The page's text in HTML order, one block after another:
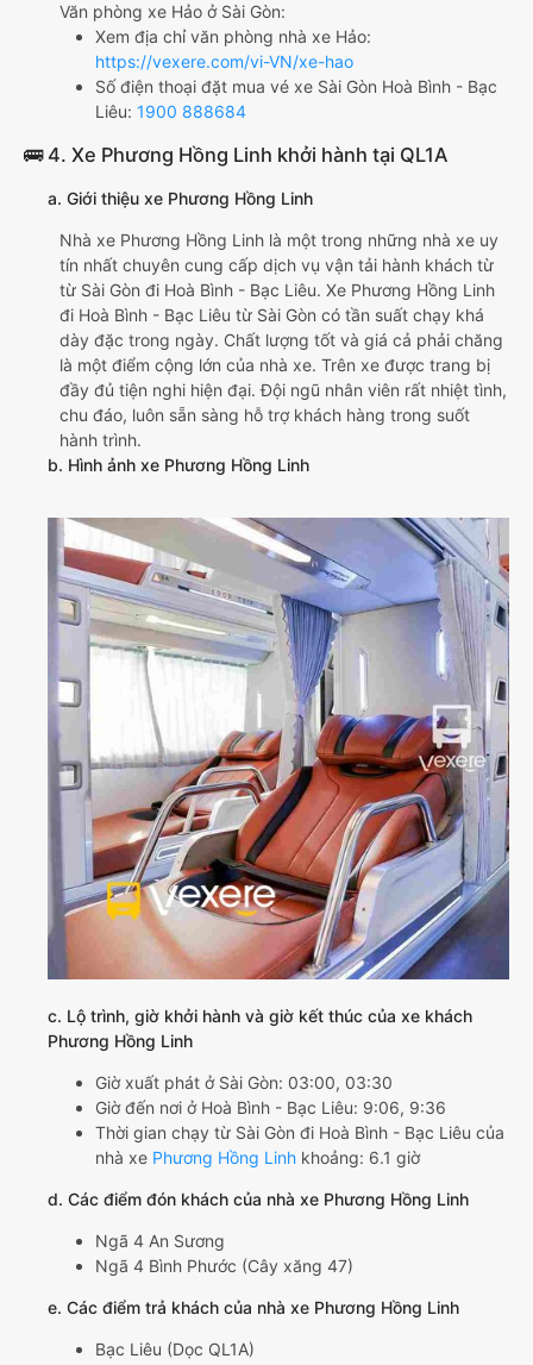
Văn phòng xe Hảo ở Sài Gòn:
Xem địa chỉ văn phòng nhà xe Hảo:
https://vexere.com/vi-VN/xe-hao
Số điện thoại đặt mua vé xe Sài Gòn Hoà Bình - Bạc
Liêu: 1900 888684
🚌 4. Xe Phương Hồng Linh khởi hành tại QL1A
a. Giới thiệu xe Phương Hồng Linh
Nhà xe Phương Hồng Linh là một trong những nhà xe uy
tín nhất chuyên cung cấp dịch vụ vận tải hành khách từ
từ Sài Gòn đi Hoà Bình - Bạc Liêu. Xe Phương Hồng Linh
đi Hoà Bình - Bạc Liêu từ Sài Gòn có tần suất chạy khá
dày đặc trong ngày. Chất lượng tốt và giá cả phải chăng
là một điểm cộng lớn của nhà xe. Trên xe được trang bị
đầy đủ tiện nghi hiện đại. Đội ngũ nhân viên rất nhiệt tình,
chu đáo, luôn sẵn sàng hỗ trợ khách hàng trong suốt
hành trình.
b. Hình ảnh xe Phương Hồng Linh
c. Lộ trình, giờ khởi hành và giờ kết thúc của xe khách
Phương Hồng Linh
Giờ xuất phát ở Sài Gòn: 03:00, 03:30
Giờ đến nơi ở Hoà Bình - Bạc Liêu: 9:06, 9:36
Thời gian chạy từ Sài Gòn đi Hoà Bình - Bạc Liêu của
nhà xe Phương Hồng Linh khoảng: 6.1 giờ
d. Các điểm đón khách của nhà xe Phương Hồng Linh
Ngã 4 An Sương
Ngã 4 Bình Phước (Cây xăng 47)
e. Các điểm trả khách của nhà xe Phương Hồng Linh
Bạc Liêu (Dọc QL1A)